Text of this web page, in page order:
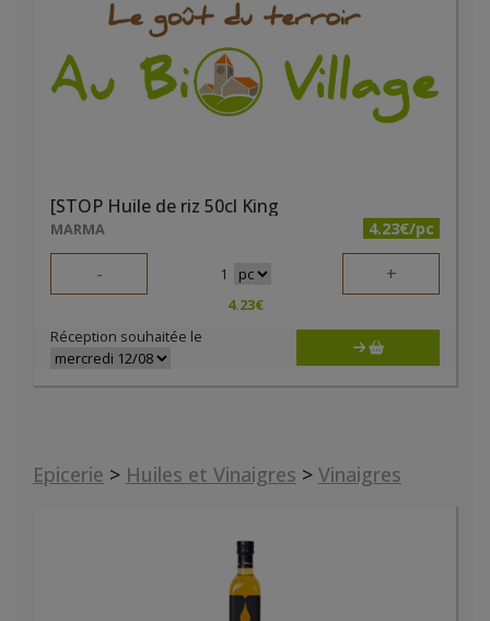
[STOP Huile de riz 50cl King
MARMA 4.23€/pc
- 1 +
4.23€
Réception souhaitée le
Epicerie > Huiles et Vinaigres > Vinaigres